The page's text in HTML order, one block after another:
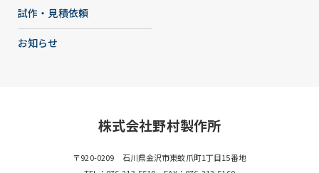
試作・見積依頼
お知らせ
株式会社野村製作所
〒920-0209 石川県金沢市東蚊爪町1丁目15番地